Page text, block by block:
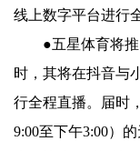
线上数字平台进行
●五星体育将推
时，其将在抖音与
行全程直播。届时
9:00至下午3:00）